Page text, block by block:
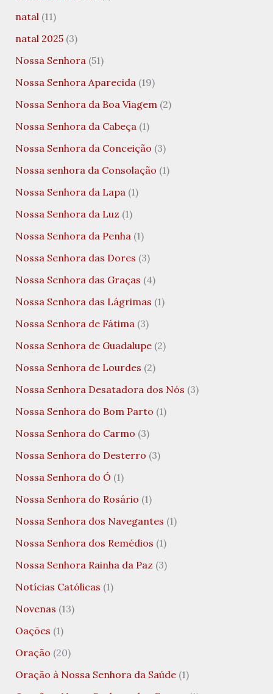
natal(11)
natal 2025(3)
Nossa Senhora(51)
Nossa Senhora Aparecida(19)
Nossa Senhora da Boa Viagem(2)
Nossa Senhora da Cabeça(1)
Nossa Senhora da Conceição (3)
Nossa senhora da Consolação (1)
Nossa Senhora da Lapa(1)
Nossa Senhora da Luz (1)
Nossa Senhora da Penha(1)
Nossa Senhora das Dores (3)
Nossa Senhora das Graças (4)
Nossa Senhora das Lágrimas (1)
Nossa Senhora de Fátima(3)
Nossa Senhora de Guadalupe(2)
Nossa Senhora de Lourdes (2)
Nossa Senhora Desatadora dos Nós (3)
Nossa Senhora do Bom Parto (1)
Nossa Senhora do Carmo (3)
Nossa Senhora do Desterro (3)
Nossa Senhora do Ó (1)
Nossa Senhora do Rosário (1)
Nossa Senhora dos Navegantes (1)
Nossa Senhora dos Remédios (1)
Nossa Senhora Rainha da Paz (3)
Notícias Católicas (1)
Novenas (13)
Oações (1)
Oração (20)
Oração à Nossa Senhora da Saúde(1)